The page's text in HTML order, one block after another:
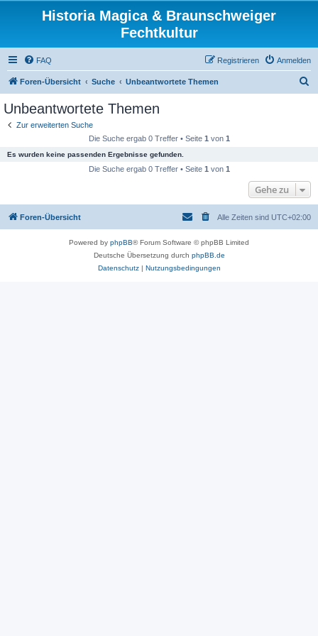
Historia Magica & Braunschweiger
Fechtkultur
FAQ Anmelden
Registrieren
Foren-Übersicht Suche Unbeantwortete Themen
Unbeantwortete Themen
Zur erweiterten Suche
Die Suche ergab 0 Treffer • Seite 1 von 1
Es wurden keine passenden Ergebnisse gefunden.
Die Suche ergab 0 Treffer • Seite 1 von 1
Gehe zu
Foren-Übersicht Alle Zeiten sind UTC+02:00
Powered by phpBB® Forum Software © phpBB Limited
Deutsche Übersetzung durch phpBB.de
Datenschutz| Nutzungsbedingungen